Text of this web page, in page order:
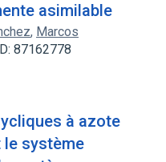
asimilable
, Marcos
87162778
à azote
système